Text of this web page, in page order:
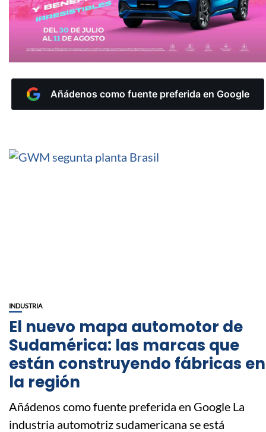
Añádenos como fuente preferida en Google
INDUSTRIA
El nuevo mapa automotor de
Sudamérica: las marcas que
están construyendo fábricas en
la región
Añádenos como fuente preferida en Google La
industria automotriz sudamericana se está